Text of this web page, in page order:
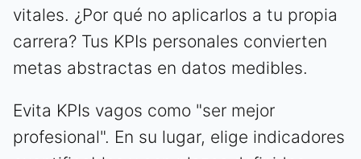
vitales. ¿Por qué no aplicarlos a tu propia
carrera? Tus KPIs personales convierten
metas abstractas en datos medibles.
Evita KPIs vagos como "ser mejor
profesional". En su lugar, elige indicadores